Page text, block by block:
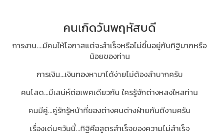
คนเกิดวันพฤหัสบดี
การงาน....มีคนให้โอกาสแต่จะสำเร็จหรือไม่ขึ้นอยู่กับทิฐิมากหรือ
น้อยของท่าน
การเงิน...เงินทองหามาได้ง่ายไม่ต้องลำบากครับ
คนโสด…มีเสน่ห์ต่อเพศเดียวกัน ใครรู้จักต่างหลงใหลท่าน
คนมีคู่...คู่รักรู้หน้าที่ของต่างคนต่างฝ่ายกันดีงามครับ
เรื่องเด่นๆวันนี้…ทิฐิคือสูตรสำเร็จของความไม่สำเร็จ